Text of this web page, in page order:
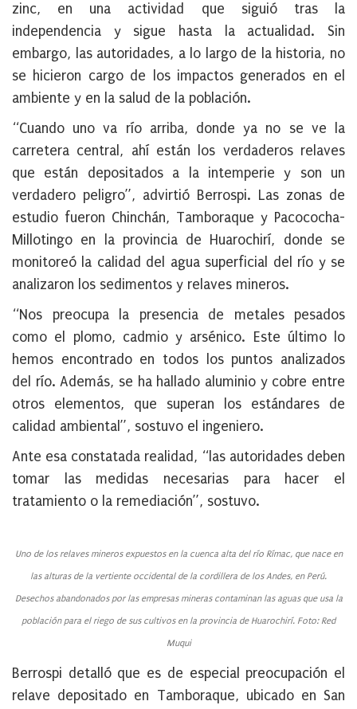
zinc, en una actividad que siguió tras la
independencia y sigue hasta la actualidad. Sin
embargo, las autoridades, a lo largo de la historia, no
se hicieron cargo de los impactos generados en el
ambiente y en la salud de la población.
“Cuando uno va río arriba, donde ya no se ve la
carretera central, ahí están los verdaderos relaves
que están depositados a la intemperie y son un
verdadero peligro”, advirtió Berrospi. Las zonas de
estudio fueron Chinchán, Tamboraque y Pacococha-
Millotingo en la provincia de Huarochirí, donde se
monitoreó la calidad del agua superficial del río y se
analizaron los sedimentos y relaves mineros.
“Nos preocupa la presencia de metales pesados
como el plomo, cadmio y arsénico. Este último lo
hemos encontrado en todos los puntos analizados
del río. Además, se ha hallado aluminio y cobre entre
otros elementos, que superan los estándares de
calidad ambiental”, sostuvo el ingeniero.
Ante esa constatada realidad, “las autoridades deben
tomar las medidas necesarias para hacer el
tratamiento o la remediación”, sostuvo.
Uno de los relaves mineros expuestos en la cuenca alta del río Rímac, que nace en
las alturas de la vertiente occidental de la cordillera de los Andes, en Perú.
Desechos abandonados por las empresas mineras contaminan las aguas que usa la
población para el riego de sus cultivos en la provincia de Huarochirí. Foto: Red
Muqui
Berrospi detalló que es de especial preocupación el
relave depositado en Tamboraque, ubicado en San